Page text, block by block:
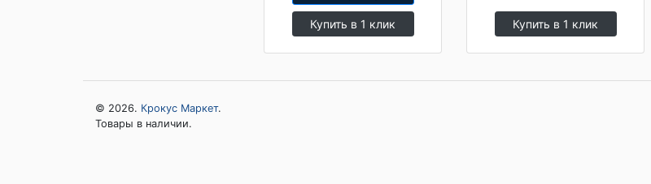
Купить в 1 клик Купить в 1 клик
© 2026. Крокус Маркет.
Товары в наличии.